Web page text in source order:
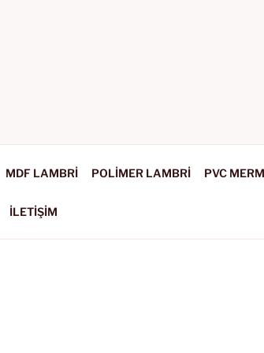
MDF LAMBRİ POLİMER LAMBRİ PVC
İLETİŞİM